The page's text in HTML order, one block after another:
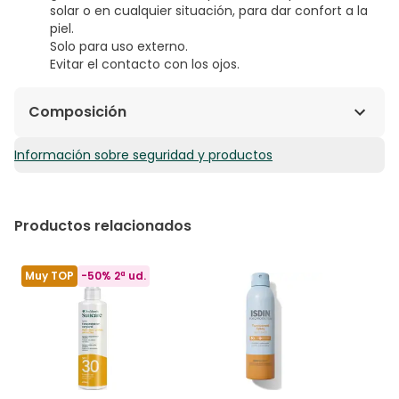
solar o en cualquier situación, para dar confort a la
piel.
Solo para uso externo.
Evitar el contacto con los ojos.
Composición
DocMorris Suncare Fotoprotector Crema
DIMETHICONE, BUTYL METHOXYDIBENZOYLMETHANE,
GLYCOL, BIS-ETHYLHEXYLOXYPHENOL
METHOXYPHENYL TRIAZINE, OCTOCRYLENE,
POLYSILICONE-15, TOCOPHERYL ACETATE,
ACRYLATES/C10-30 ALKYL ACRYLATE
CROSSPOLYMER, XANTHAN GUM, SILICA,
DIMETHICONE, BHT, TETRASODIUM EDTA,
ETHYLHEXYLGLYCERIN, TRIETHANOLAMINE,
PHENOXYETHANOL.
Información sobre seguridad y productos
Productos relacionados
Muy TOP -50% 2ª ud.